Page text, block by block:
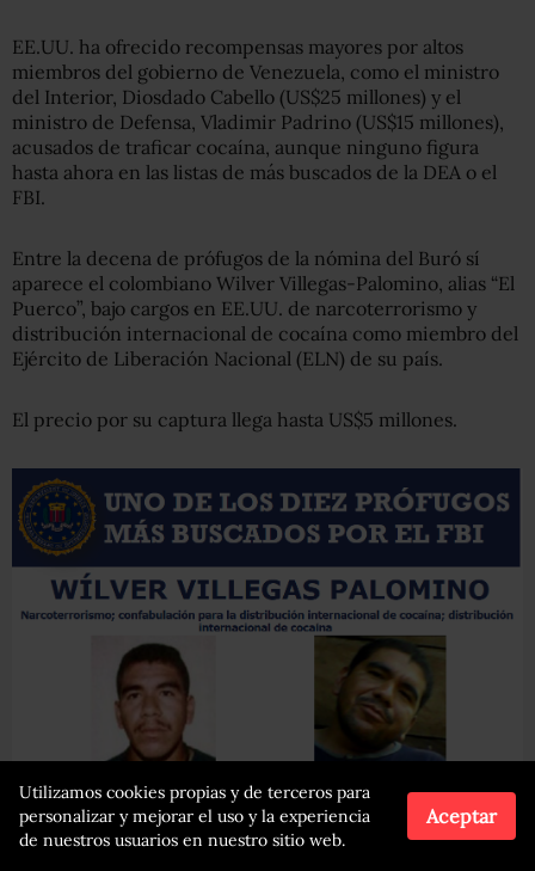
EE.UU. ha ofrecido recompensas mayores por altos
miembros del gobierno de Venezuela, como el ministro
del Interior, Diosdado Cabello (US$25 millones) y el
ministro de Defensa, Vladimir Padrino (US$15 millones),
acusados de traficar cocaína, aunque ninguno figura
hasta ahora en las listas de más buscados de la DEA o el
FBI.
Entre la decena de prófugos de la nómina del Buró sí
aparece el colombiano Wilver Villegas-Palomino, alias “El
Puerco”, bajo cargos en EE.UU. de narcoterrorismo y
distribución internacional de cocaína como miembro del
Ejército de Liberación Nacional (ELN) de su país.
El precio por su captura llega hasta US$5 millones.
FBI
Wilver Villegas-Palomino es otro de los más buscados por
Utilizamos cookies propias y de terceros para
personalizar y mejorar el uso y la experiencia
de nuestros usuarios en nuestro sitio web.
Aceptar